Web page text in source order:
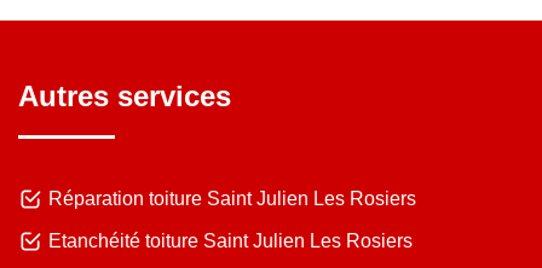
Autres services
Réparation toiture Saint Julien Les Rosiers
Etanchéité toiture Saint Julien Les Rosiers